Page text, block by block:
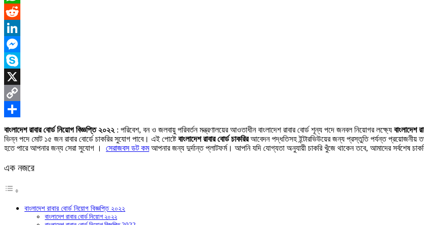
WhatsApp
Reddit
LinkedIn
Messenger
Skype
X
Copy
Link
Share
বাংলাদেশ রাবার বোর্ড নিয়োগ বিজ্ঞপ্তি ২০২২ : পরিবেশ, বন ও জলবায়ু পরিবর্তন মন্ত্রণালয়ের আওতাধীন বাংলাদেশ রাবার বোর্ড শূন্য পদে জনবল নিয়োগর লক্ষ্যে বাংলাদেশ
ভিন্ন পদে মোট ১৫ জন রাবার বোর্ডে চাকরির সুযোগ পাবে। এই পোষ্টেবাংলাদেশ রাবার বোর্ড চাকরিরআবেদন পদ্ধতিসহ ইন্টারভিউয়ের জন্য প্রস্তুতি পর্যন্ত প্রয়োজনীয়
হতে পারে আপনার জন্য সেরা সুযোগ । সেরাজবস ডট কমআপনার জন্য দুর্দান্ত প্লাটফর্ম। আপনি যদি যোগ্যতা অনুযায়ী চাকরি খুঁজে থাকেন তবে, আমাদের সর্বশেষ
এক নজরে
বাংলাদেশ রাবার বোর্ড নিয়োগ বিজ্ঞপ্তি ২০২২
বাংলাদেশ রাবার বোর্ড নিয়োগ ২০২২